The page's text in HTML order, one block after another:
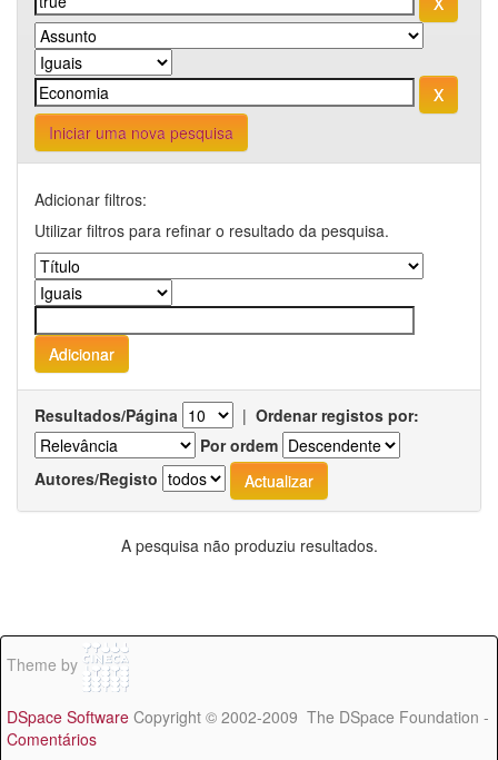
Iniciar uma nova pesquisa
Adicionar filtros:
Utilizar filtros para refinar o resultado da pesquisa.
Resultados/Página | Ordenar registos por:
Por ordem
Autores/Registo
A pesquisa não produziu resultados.
Theme by
DSpace Software Copyright © 2002-2009 The DSpace Foundation -
Comentários